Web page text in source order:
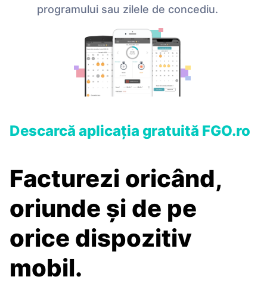
programului sau zilele de concediu.
Descarcă aplicaţia gratuită FGO.ro
Facturezi oricând,
oriunde şi de pe
orice dispozitiv
mobil.